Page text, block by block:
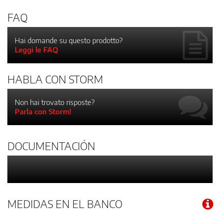
FAQ
Hai domande su questo prodotto?
Leggi le FAQ
HABLA CON STORM
Non hai trovato risposte?
Parla con Storm!
DOCUMENTACIÓN
MEDIDAS EN EL BANCO